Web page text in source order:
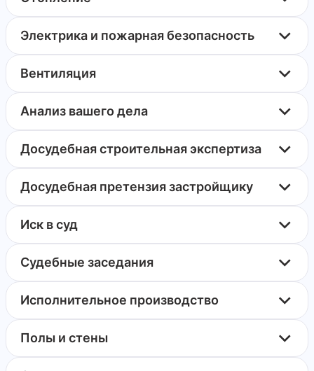
Электрика и пожарная безопасность
Вентиляция
Анализ вашего дела
Досудебная строительная экспертиза
Досудебная претензия застройщику
Иск в суд
Судебные заседания
Исполнительное производство
Полы и стены